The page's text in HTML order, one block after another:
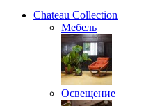
Chateau Collection
Мебель
Освещение